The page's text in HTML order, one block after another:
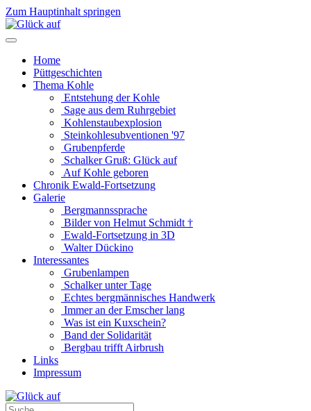
Zum Hauptinhalt springen
Home
Püttgeschichten
Thema Kohle
Entstehung der Kohle
Sage aus dem Ruhrgebiet
Kohlenstaubexplosion
Steinkohlesubventionen '97
Grubenpferde
Schalker Gruß: Glück auf
Auf Kohle geboren
Chronik Ewald-Fortsetzung
Galerie
Bergmannssprache
Bilder von Helmut Schmidt †
Ewald-Fortsetzung in 3D
Walter Dückino
Interessantes
Grubenlampen
Schalker unter Tage
Echtes bergmännisches Handwerk
Immer an der Emscher lang
Was ist ein Kuxschein?
Band der Solidarität
Bergbau trifft Airbrush
Links
Impressum